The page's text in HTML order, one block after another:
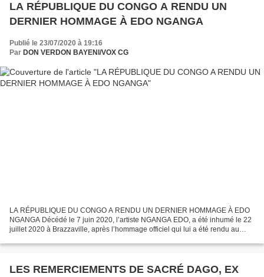
LA RÉPUBLIQUE DU CONGO A RENDU UN
DERNIER HOMMAGE À EDO NGANGA
Publié le 23/07/2020 à 19:16
Par DON VERDON BAYENI/VOX CG
LA RÉPUBLIQUE DU CONGO A RENDU UN DERNIER HOMMAGE À EDO
NGANGA Décédé le 7 juin 2020, l’artiste NGANGA EDO, a été inhumé le 22
juillet 2020 à Brazzaville, après l’hommage officiel qui lui a été rendu au
LES REMERCIEMENTS DE SACRÉ DAGO, EX